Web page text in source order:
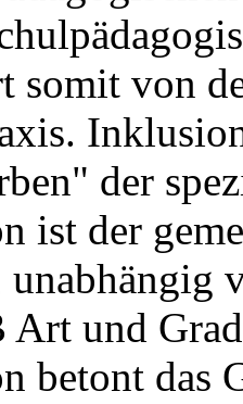
somit von
der
ist der
unabhängig
Art und
betont das